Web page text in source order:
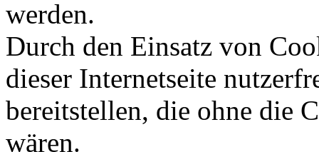
werden.
Durch den Einsatz von
dieser Internetseite
bereitstellen, die ohne die
wären.